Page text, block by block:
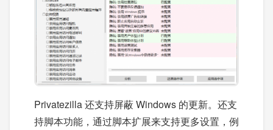
Privatezilla 还支持屏蔽 Windows 的更新。还支
持脚本功能，通过脚本扩展来支持更多设置，例